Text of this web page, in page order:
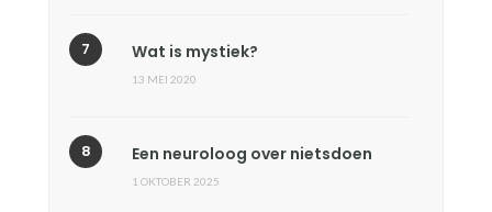
Wat is mystiek?
13 MEI 2020
Een neuroloog over nietsdoen
1 OKTOBER 2025